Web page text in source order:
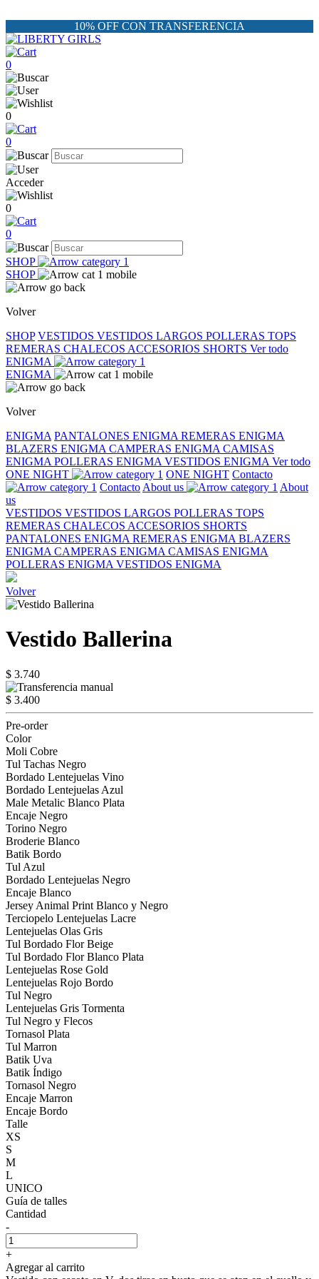
10% OFF CON TRANSFERENCIA
0
0
0
Acceder
0
0
SHOP
SHOP
Volver
SHOP VESTIDOS VESTIDOS LARGOS POLLERAS TOPS
REMERAS CHALECOS ACCESORIOS SHORTS Ver todo
ENIGMA
ENIGMA
Volver
ENIGMA PANTALONES ENIGMA REMERAS ENIGMA
BLAZERS ENIGMA CAMPERAS ENIGMA CAMISAS
ENIGMA POLLERAS ENIGMA VESTIDOS ENIGMA Ver todo
ONE NIGHT
ONE NIGHT Contacto
Contacto About us
About
us
VESTIDOS VESTIDOS LARGOS POLLERAS TOPS
REMERAS CHALECOS ACCESORIOS SHORTS
PANTALONES ENIGMA REMERAS ENIGMA BLAZERS
ENIGMA CAMPERAS ENIGMA CAMISAS ENIGMA
POLLERAS ENIGMA VESTIDOS ENIGMA
Volver
Vestido Ballerina
$ 3.740
$ 3.400
Pre-order
Color
Moli Cobre
Tul Tachas Negro
Bordado Lentejuelas Vino
Bordado Lentejuelas Azul
Male Metalic Blanco Plata
Encaje Negro
Torino Negro
Broderie Blanco
Batik Bordo
Tul Azul
Bordado Lentejuelas Negro
Encaje Blanco
Jersey Animal Print Blanco y Negro
Terciopelo Lentejuelas Lacre
Lentejuelas Olas Gris
Tul Bordado Flor Beige
Tul Bordado Flor Blanco Plata
Lentejuelas Rose Gold
Lentejuelas Rojo Bordo
Tul Negro
Lentejuelas Gris Tormenta
Tul Negro y Flecos
Tornasol Plata
Tul Marron
Batik Uva
Batik Índigo
Tornasol Negro
Encaje Marron
Encaje Bordo
Talle
XS
S
M
L
UNICO
Guía de talles
Cantidad
-
+
Agregar al carrito